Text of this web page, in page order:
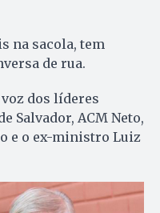
na sacola, tem
de rua.
dos líderes
Salvador, ACM Neto,
e o ex-ministro Luiz